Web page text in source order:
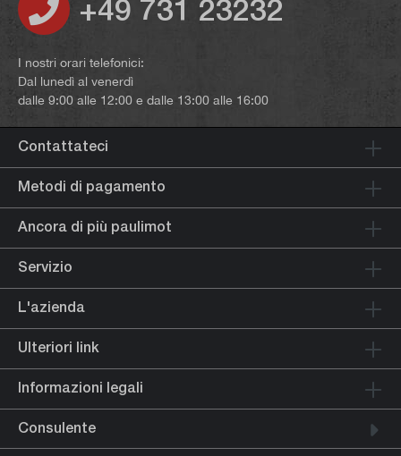
+49 731 23232
I nostri orari telefonici:
Dal lunedì al venerdì
dalle 9:00 alle 12:00 e dalle 13:00 alle 16:00
Contattateci
Metodi di pagamento
Ancora di più paulimot
Servizio
L'azienda
Ulteriori link
Informazioni legali
Consulente